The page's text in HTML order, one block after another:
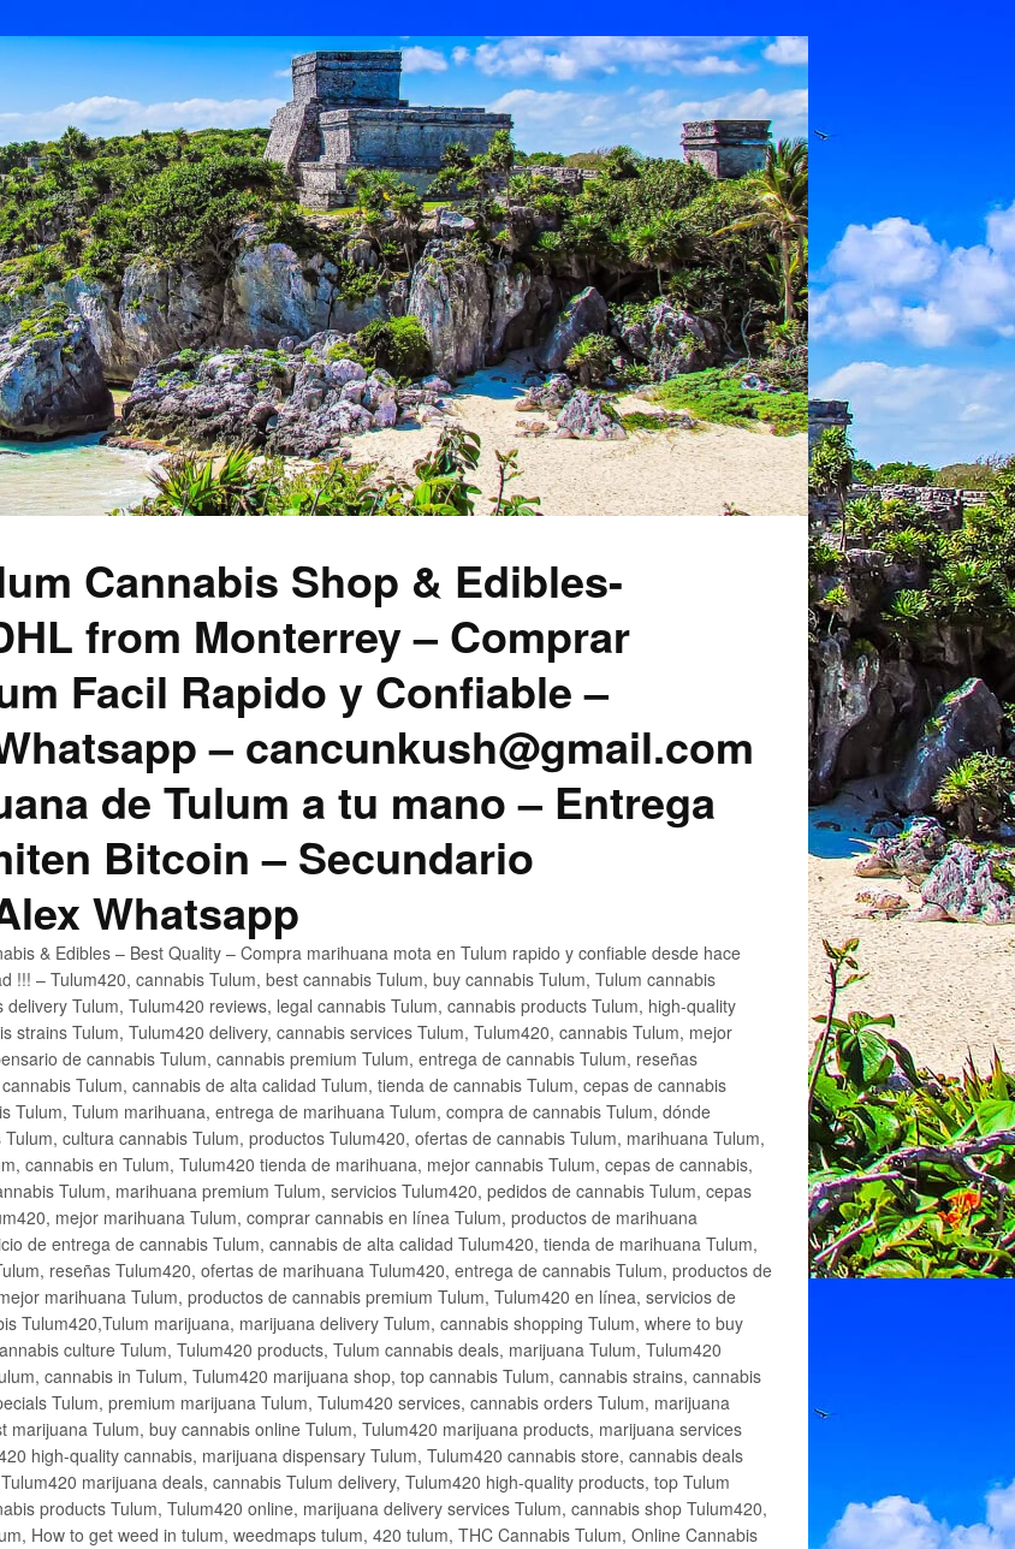
Cannabis Shop & Edibles-
from Monterrey – Comprar
Facil Rapido y Confiable –
– cancunkush@gmail.com
de Tulum a tu mano – Entrega
Bitcoin – Secundario
Whatsapp
& Edibles – Best Quality – Compra marihuana mota en Tulum rapido y confiable desde hace
!!! – Tulum420, cannabis Tulum, best cannabis Tulum, buy cannabis Tulum, Tulum cannabis
Tulum, Tulum420 reviews, legal cannabis Tulum, cannabis products Tulum, high-quality
strains Tulum, Tulum420 delivery, cannabis services Tulum, Tulum420, cannabis Tulum, mejor
de cannabis Tulum, cannabis premium Tulum, entrega de cannabis Tulum, reseñas
Tulum, cannabis de alta calidad Tulum, tienda de cannabis Tulum, cepas de cannabis
Tulum, Tulum marihuana, entrega de marihuana Tulum, compra de cannabis Tulum, dónde
cultura cannabis Tulum, productos Tulum420, ofertas de cannabis Tulum, marihuana Tulum,
cannabis en Tulum, Tulum420 tienda de marihuana, mejor cannabis Tulum, cepas de cannabis,
Tulum, marihuana premium Tulum, servicios Tulum420, pedidos de cannabis Tulum, cepas
mejor marihuana Tulum, comprar cannabis en línea Tulum, productos de marihuana
de entrega de cannabis Tulum, cannabis de alta calidad Tulum420, tienda de marihuana Tulum,
reseñas Tulum420, ofertas de marihuana Tulum420, entrega de cannabis Tulum, productos de
marihuana Tulum, productos de cannabis premium Tulum, Tulum420 en línea, servicios de
Tulum420,Tulum marijuana, marijuana delivery Tulum, cannabis shopping Tulum, where to buy
culture Tulum, Tulum420 products, Tulum cannabis deals, marijuana Tulum, Tulum420
cannabis in Tulum, Tulum420 marijuana shop, top cannabis Tulum, cannabis strains, cannabis
Tulum, premium marijuana Tulum, Tulum420 services, cannabis orders Tulum, marijuana
marijuana Tulum, buy cannabis online Tulum, Tulum420 marijuana products, marijuana services
high-quality cannabis, marijuana dispensary Tulum, Tulum420 cannabis store, cannabis deals
marijuana deals, cannabis Tulum delivery, Tulum420 high-quality products, top Tulum
products Tulum, Tulum420 online, marijuana delivery services Tulum, cannabis shop Tulum420,
How to get weed in tulum, weedmaps tulum, 420 tulum, THC Cannabis Tulum, Online Cannabis